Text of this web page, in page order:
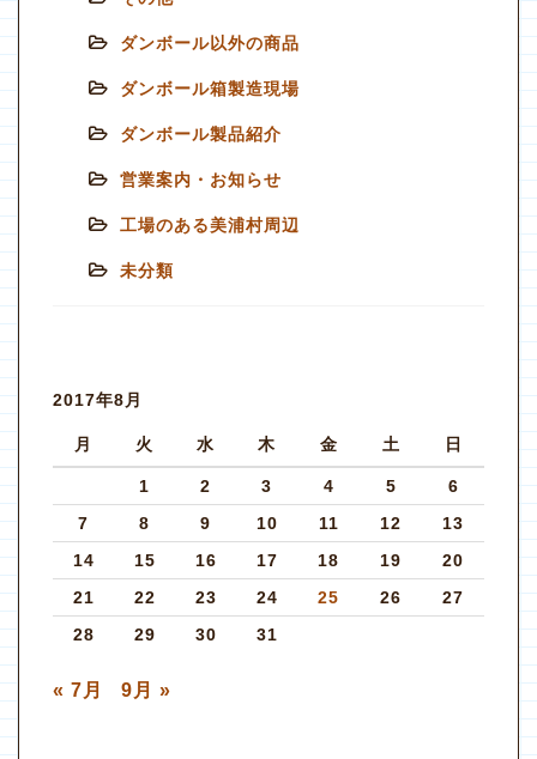
ダンボール以外の商品
ダンボール箱製造現場
ダンボール製品紹介
営業案内・お知らせ
工場のある美浦村周辺
未分類
2017年8月
月 火 水 木 金 土 日
1 2 3 4 5
6
7
8 9 10 11 12
13
14
15 16 17 18 19
20
21
22 23 24 25 26
27
28
29 30 31
« 7月 9月 »